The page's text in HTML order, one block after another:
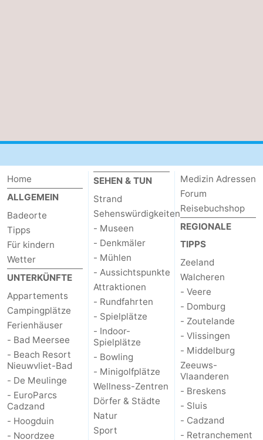
Home
ALLGEMEIN
Badeorte
Tipps
Für kindern
Wetter
UNTERKÜNFTE
Appartements
Campingplätze
Ferienhäuser
- Bad Meersee
- Beach Resort
Nieuwvliet-Bad
- De Meulinge
- EuroParcs
Cadzand
- Hoogduin
- Noordzee
SEHEN & TUN
Strand
Sehenswürdigkeiten
- Museen
- Denkmäler
- Mühlen
- Aussichtspunkte
Attraktionen
- Rundfahrten
- Spielplätze
- Indoor-
Spielplätze
- Bowling
- Minigolfplätze
Wellness-Zentren
Dörfer & Städte
Natur
Sport
Medizin Adressen
Forum
Reisebuchshop
REGIONALE
TIPPS
Zeeland
Walcheren
- Veere
- Domburg
- Zoutelande
- Vlissingen
- Middelburg
Zeeuws-
Vlaanderen
- Breskens
- Sluis
- Cadzand
- Retranchement